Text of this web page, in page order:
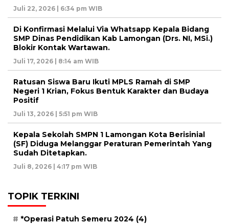
Juli 22, 2026 | 6:34 pm WIB
Di Konfirmasi Melalui Via Whatsapp Kepala Bidang
SMP Dinas Pendidikan Kab Lamongan (Drs. NI, MSi.)
Blokir Kontak Wartawan.
Juli 17, 2026 | 8:14 am WIB
Ratusan Siswa Baru Ikuti MPLS Ramah di SMP
Negeri 1 Krian, Fokus Bentuk Karakter dan Budaya
Positif
Juli 13, 2026 | 5:51 pm WIB
Kepala Sekolah SMPN 1 Lamongan Kota Berisinial
(SF) Diduga Melanggar Peraturan Pemerintah Yang
Sudah Ditetapkan.
Juli 8, 2026 | 4:17 pm WIB
TOPIK TERKINI
*Operasi Patuh Semeru 2024 (4)